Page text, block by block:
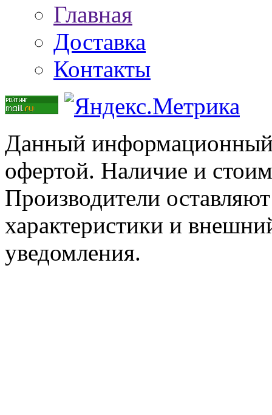
Главная
Доставка
Контакты
Данный информационный
офертой. Наличие и
Производители
характеристики и
уведомления.